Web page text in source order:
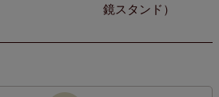
鏡スタンド）